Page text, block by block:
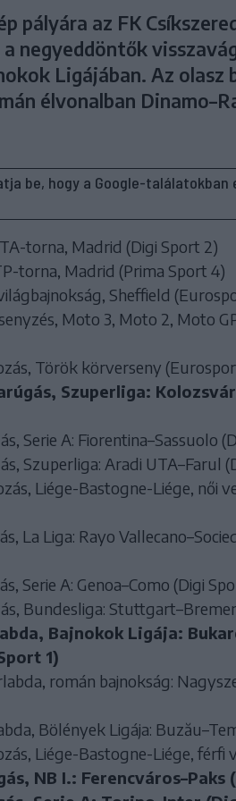
pályára az FK
a negyeddöntők
Ligájában. Az olasz
élvonalban
be, hogy a Google-találatokban
torna, Madrid (Digi Sport 2)
torna, Madrid (Prima Sport 4)
Sheffield
Moto 3, Moto 2, Moto
Török körverseny
Szuperliga:
Serie A: Fiorentina–Sassuolo
Szuperliga: Aradi UTA–Farul
Liége-Bastogne-Liége, női
La Liga: Rayo
Serie A: Genoa–Como (Digi
Bundesliga:
Bajnokok Ligája:
1)
román bajnokság:
Bölények Ligája:
Liége-Bastogne-Liége, férfi
NB I.: Ferencváros–Paks